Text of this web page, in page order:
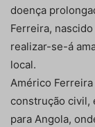
doença
Ferreira,
realizar-se-á
local.
Américo
construção civil,
para Angola,